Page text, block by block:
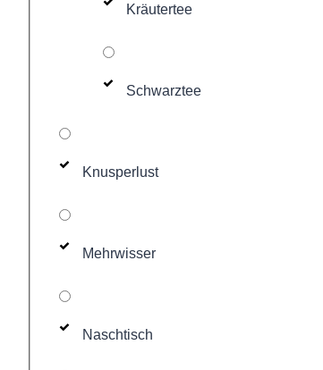
Kräutertee
Schwarztee
Knusperlust
Mehrwisser
Naschtisch